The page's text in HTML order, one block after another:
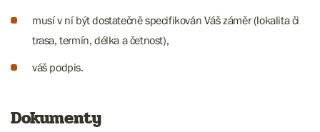
musí v ní být dostatečně specifikován Váš záměr (lokalita či
trasa, termín, délka a četnost),
váš podpis.
Dokumenty